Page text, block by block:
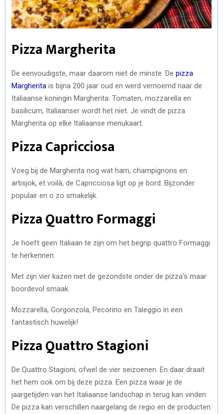
Pizza Margherita
De eenvoudigste, maar daarom niet de minste. De pizza
Margherita is bijna 200 jaar oud en werd vernoemd naar de
Italiaanse koningin Margherita. Tomaten, mozzarella en
basilicum, Italiaanser wordt het niet. Je vindt de pizza
Margherita op elke Italiaanse menukaart.
Pizza Capricciosa
Voeg bij de Margherita nog wat ham, champignons en
artisjok, et voilà, de Capricciosa ligt op je bord. Bijzonder
populair en o zo smakelijk.
Pizza Quattro Formaggi
Je hoeft geen Italiaan te zijn om het begrip quattro Formaggi
te herkennen.
Met zijn vier kazen niet de gezondste onder de pizza’s maar
boordevol smaak.
Mozzarella, Gorgonzola, Pecorino en Taleggio in een
fantastisch huwelijk!
Pizza Quattro Stagioni
De Quattro Stagioni, ofwel de vier seizoenen. En daar draait
het hem ook om bij deze pizza. Een pizza waar je de
jaargetijden van het Italiaanse landschap in terug kan vinden.
De pizza kan verschillen naargelang de regio en de producten